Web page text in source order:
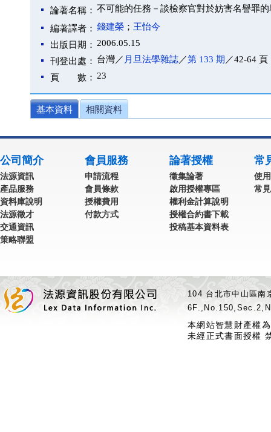
論著名稱： 不可能的任務－談檢察官對於妨害名譽罪
編著譯者： 錢建榮 ； 王怡今
出版日期： 2006.05.15
刊登出處： 台灣／ 月旦法學雜誌／第 133 期 ／42-64 頁
頁 數： 23
基本資料 相關資料
公司簡介
法源資訊
產品服務
資料庫說明
法源徵才
交通資訊
策略聯盟
會員服務
申請流程
會員條款
授權費用
付款方式
論著授權
徵集論著
啟用授權專區
權利金計算說明
授權合約書下載
投稿基本資料表
常
使
常
104 台北市中山區
本網站智慧財產權
未經正式書面授權